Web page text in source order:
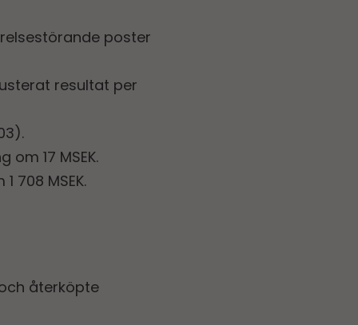
poster
resultat per
17 MSEK.
MSEK.
återköpte